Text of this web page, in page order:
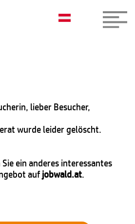
lieber Besucher,
wurde leider gelöscht.
ein anderes interessantes
aufjobwald.at.